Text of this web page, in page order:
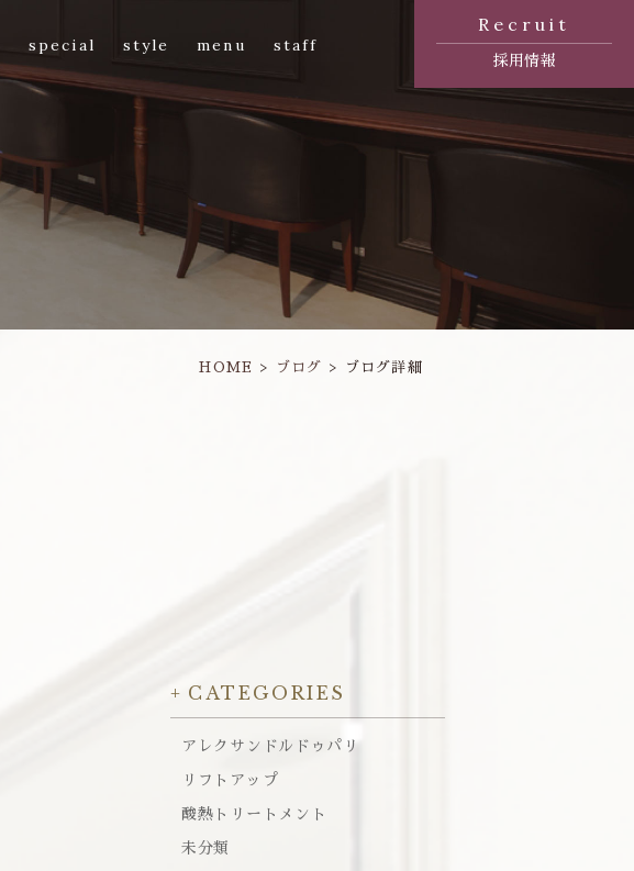
special style menu staff
Recruit
採用情報
HOME ブログ ブログ詳細
CATEGORIES
アレクサンドルドゥパリ
リフトアップ
酸熱トリートメント
未分類